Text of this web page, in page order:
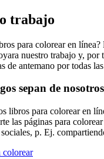
trabajo
para colorear en línea?
nuestro trabajo y, por
de antemano por todas
sepan de nosotros
libros para colorear en
las páginas para
p. Ej.
colorear